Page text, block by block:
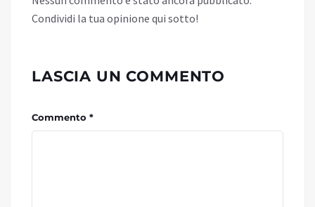
Condividi la tua opinione qui sotto!
LASCIA UN COMMENTO
Commento *